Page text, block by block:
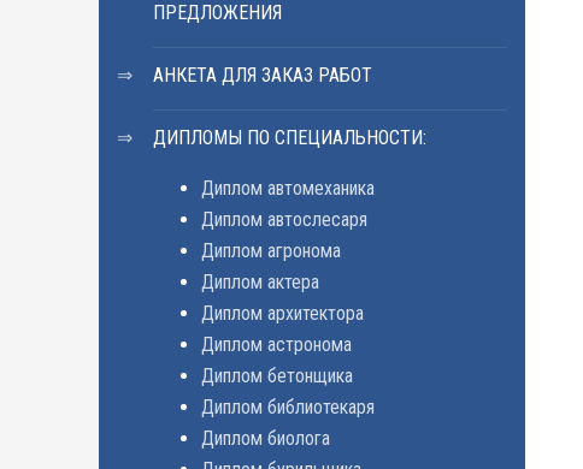
ПРЕДЛОЖЕНИЯ
АНКЕТА ДЛЯ ЗАКАЗ РАБОТ
ДИПЛОМЫ ПО СПЕЦИАЛЬНОСТИ:
Диплом автомеханика
Диплом автослесаря
Диплом агронома
Диплом актера
Диплом архитектора
Диплом астронома
Диплом бетонщика
Диплом библиотекаря
Диплом биолога